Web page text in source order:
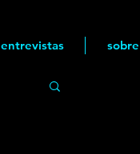
entrevistas